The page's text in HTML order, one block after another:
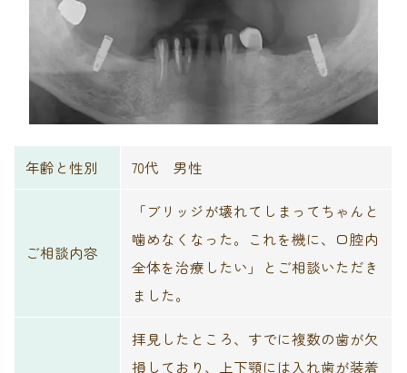
年齢と性別 70代 男性
ご相談内容
「ブリッジが壊れてしまってちゃんと
噛めなくなった。これを機に、口腔内
全体を治療したい」とご相談いただき
ました。
拝見したところ、すでに複数の歯が欠
損しており、上下顎には入れ歯が装着